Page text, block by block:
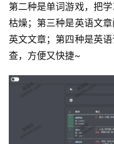
第二种是单词游戏，把
枯燥；第三种是英语文
英文文章；第四种是英
查，方便又快捷~